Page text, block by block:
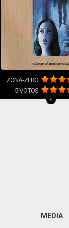
ZONA-ZERO
5VOTOS
+
MEDIA